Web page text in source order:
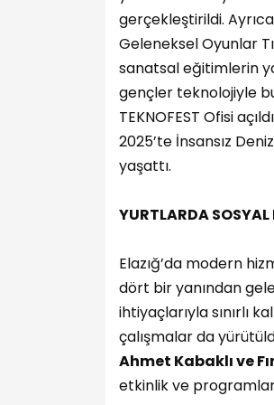
gerçekleştirildi.
Geleneksel Oyunlar
sanatsal eğitimlerin
gençler teknolojiyle
TEKNOFEST Ofisi
2025’te İnsansız
yaşattı.
YURTLARDA
Elazığ’da modern
dört bir yanından
ihtiyaçlarıyla sınırlı
çalışmalar da
Ahmet Kabaklı ve
etkinlik ve